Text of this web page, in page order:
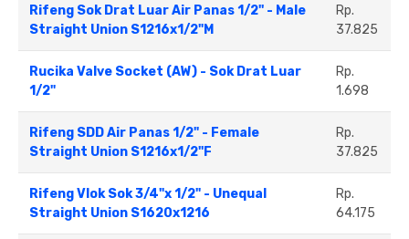
Rifeng Sok Drat Luar Air Panas 1/2'' - Male
Straight Union S1216x1/2"M
Rp.
37.825
Rucika Valve Socket (AW) - Sok Drat Luar
1/2"
Rp.
1.698
Rifeng SDD Air Panas 1/2" - Female
Straight Union S1216x1/2''F
Rp.
37.825
Rifeng Vlok Sok 3/4"x 1/2" - Unequal
Straight Union S1620x1216
Rp.
64.175